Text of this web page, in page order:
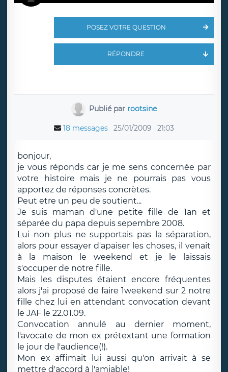
POSEZ VOTRE QUESTION
RÉPONDRE
Publié par rootsine
18 messages 25/01/2009 21:03
bonjour,
je vous réponds car je me sens concernée par
votre histoire mais je ne pourrais pas vous
apportez de réponses concrètes.
Peut etre un peu de soutient...
Je suis maman d'une petite fille de 1an et
séparée du papa depuis sepembre 2008.
Lui non plus ne supportais pas la séparation,
alors pour essayer d'apaiser les choses, il venait
à la maison le weekend et je le laissais
s'occuper de notre fille.
Mais les disputes étaient encore fréquentes
alors j'ai proposé de faire 1weekend sur 2 notre
fille chez lui en attendant convocation devant
le JAF le 22.01.09.
Convocation annulé au dernier moment,
l'avocate de mon ex prétextant une formation
le jour de l'audience(!).
Mon ex affimait lui aussi qu'on arrivait à se
mettre d'accord à l'amiable!